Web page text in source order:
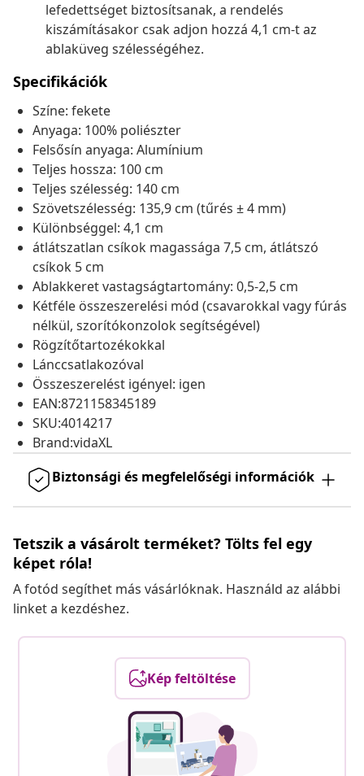
lefedettséget biztosítsanak, a rendelés
kiszámításakor csak adjon hozzá 4,1 cm-t az
ablaküveg szélességéhez.
Specifikációk
Színe: fekete
Anyaga: 100% poliészter
Felsősín anyaga: Alumínium
Teljes hossza: 100 cm
Teljes szélesség: 140 cm
Szövetszélesség: 135,9 cm (tűrés ± 4 mm)
Különbséggel: 4,1 cm
átlátszatlan csíkok magassága 7,5 cm, átlátszó
csíkok 5 cm
Ablakkeret vastagságtartomány: 0,5-2,5 cm
Kétféle összeszerelési mód (csavarokkal vagy fúrás
nélkül, szorítókonzolok segítségével)
Rögzítőtartozékokkal
Lánccsatlakozóval
Összeszerelést igényel: igen
EAN:8721158345189
SKU:4014217
Brand:vidaXL
Biztonsági és megfelelőségi információk
Tetszik a vásárolt terméket? Tölts fel egy
képet róla!
A fotód segíthet más vásárlóknak. Használd az alábbi
linket a kezdéshez.
Kép feltöltése